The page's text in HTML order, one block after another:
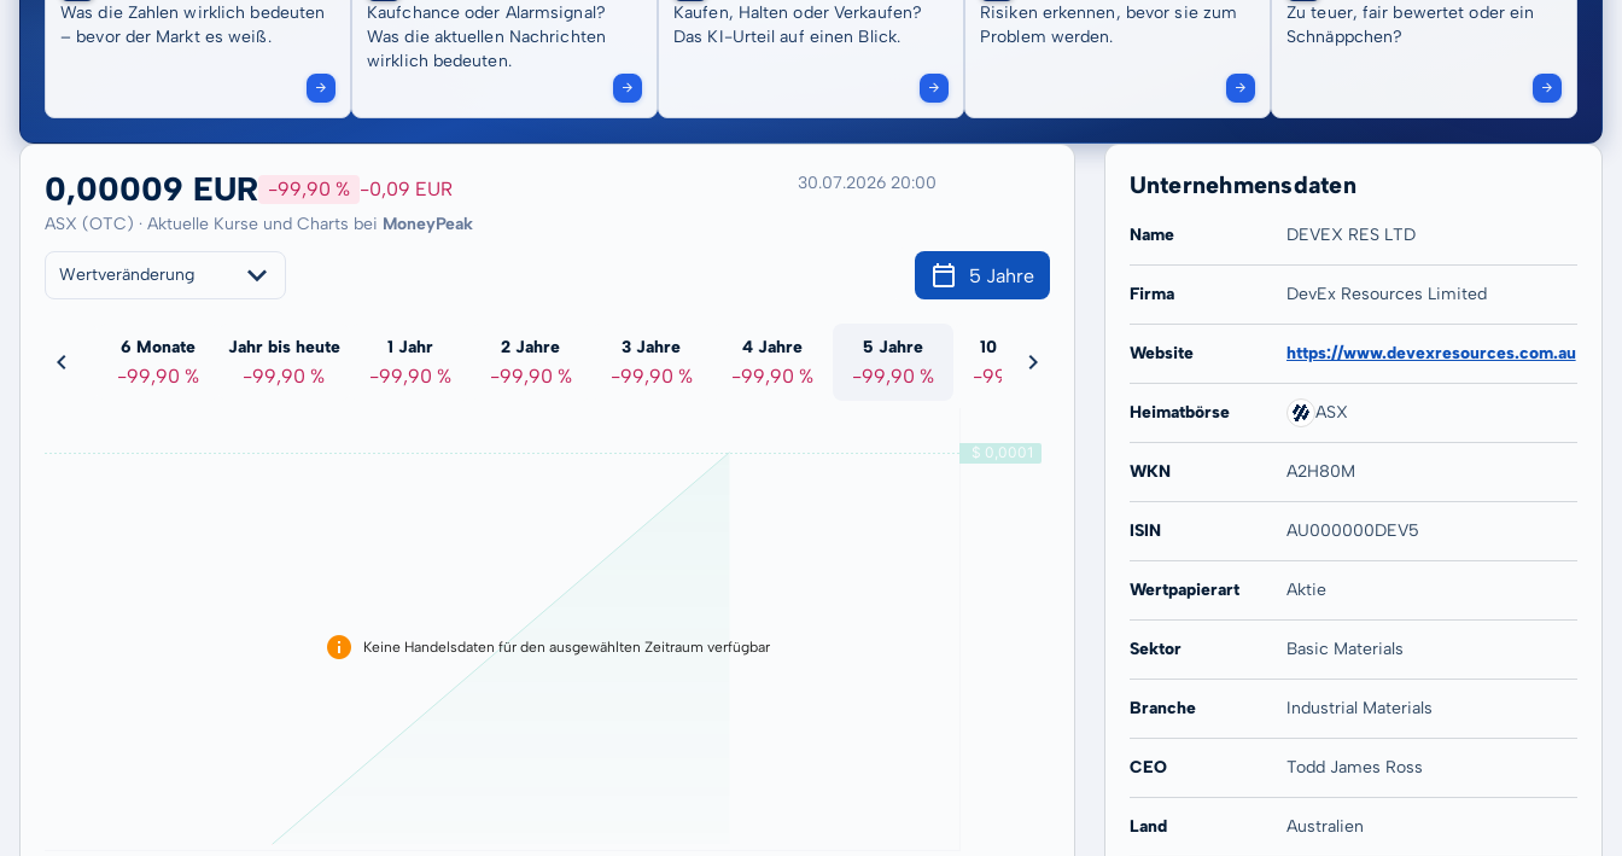
Was die Zahlen wirklich bedeuten
– bevor der Markt es weiß.
Kaufchance oder Alarmsignal?
Was die aktuellen Nachrichten
wirklich bedeuten.
Kaufen, Halten oder Verkaufen?
Das KI-Urteil auf einen Blick.
Risiken erkennen, bevor sie zum
Problem werden.
Zu teuer, fair bewertet oder ein
Schnäppchen?
0,00009 EUR -99,90 % -0,09 EUR
ASX (OTC) · Aktuelle Kurse und Charts bei MoneyPeak
30.07.2026 20:00
Wertveränderung 5 Jahre
%
6 Monate
-99,90 %
Jahr bis heute
-99,90 %
1 Jahr
-99,90 %
2 Jahre
-99,90 %
3 Jahre
-99,90 %
4 Jahre
-99,90 %
5 Jahre
-99,90 %
10 Jahre
-99,90 %
20 Jahre
Keine Handelsdaten für den ausgewählten Zeitraum verfügbar
Unternehmensdaten
Name DEVEX RES LTD
Firma DevEx Resources Limited
Website https://www.devexresources.com.au
Heimatbörse ASX
WKN A2H80M
ISIN AU000000DEV5
Wertpapierart Aktie
Sektor Basic Materials
Branche Industrial Materials
CEO Todd James Ross
Land Australien